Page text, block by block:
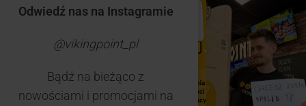
Odwiedź nas na Instagramie
@vikingpoint_pl
Bądź na bieżąco z
nowościami i promocjami na